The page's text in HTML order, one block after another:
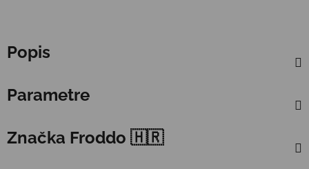
Popis
Parametre
Značka Froddo 🇭🇷